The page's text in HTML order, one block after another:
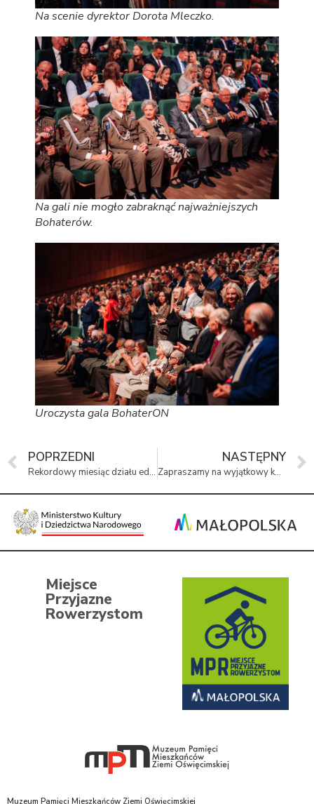
Na scenie dyrektor Dorota Mleczko.
Na gali nie mogło zabraknąć najważniejszych
Bohaterów.
Uroczysta gala BohaterON
POPRZEDNI
Rekordowy miesiąc działu edukacji
NASTĘPNY
Zapraszamy na wyjątkowy koncert noworoczny z udziałem Olgi Bończyk!
Miejsce
Przyjazne
Rowerzystom
Muzeum Pamięci Mieszkańców Ziemi Oświęcimskiej